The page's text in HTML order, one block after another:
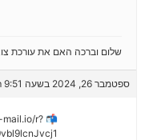
שלום וברכה האם את עורכת
ספטמבר 26, 2024 בשעה 9:51 am
mail.io/r?